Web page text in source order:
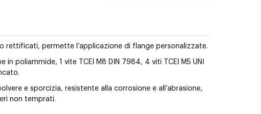
rettificati, permette l’applicazione di flange personalizzate.
poliammide, 1 vite TCEI M8 DIN 7984, 4 viti TCEI M5 UNI
e sporcizia, resistente alla corrosione e all’abrasione,
non temprati.